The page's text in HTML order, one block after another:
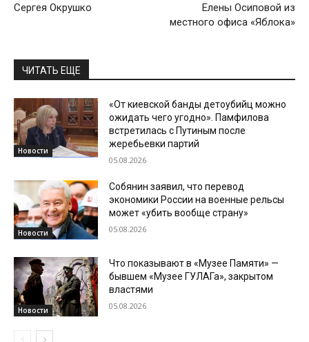
Сергея Окрушко
Елены Осиповой из
местного офиса «Яблока»
ЧИТАТЬ ЕЩЕ
Новости
«От киевской банды детоубийц можно
ожидать чего угодно». Памфилова
встретилась с Путиным после
жеребьевки партий
05.08.2026
Новости
Собянин заявил, что перевод
экономики России на военные рельсы
может «убить вообще страну»
05.08.2026
Новости
Что показывают в «Музее Памяти» —
бывшем «Музее ГУЛАГа», закрытом
властями
05.08.2026